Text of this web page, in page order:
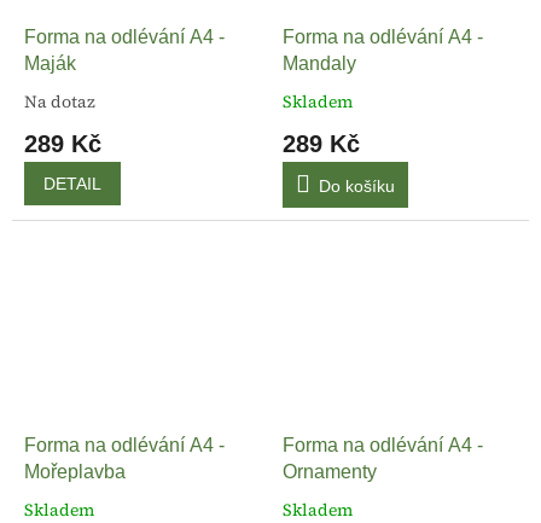
Forma na odlévání A4 -
Maják
Na dotaz
289 Kč
DETAIL
Forma na odlévání A4 -
Mandaly
Skladem
289 Kč
Do košíku
Forma na odlévání A4 -
Mořeplavba
Skladem
Forma na odlévání A4 -
Ornamenty
Skladem